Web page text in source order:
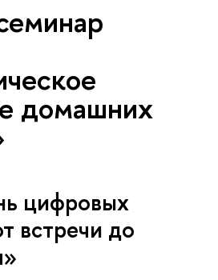
домашних
цифровых
встречи до